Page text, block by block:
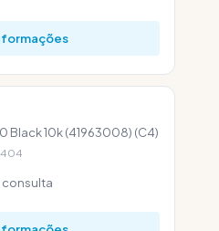
Black 10k (41963008) (C4)